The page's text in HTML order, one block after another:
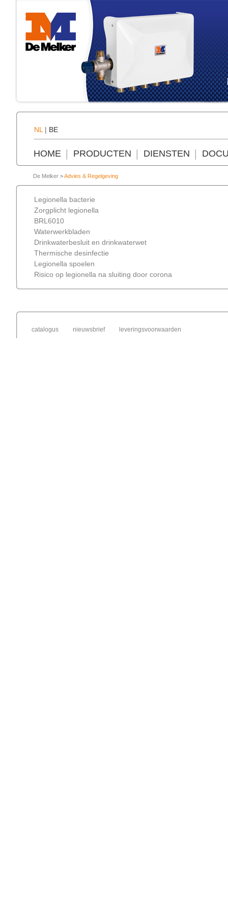
NL | BE
HOME PRODUCTEN DIENSTEN
De Melker >Advies & Regelgeving
Legionella bacterie
Zorgplicht legionella
BRL6010
Waterwerkbladen
Drinkwaterbesluit en drinkwaterwet
Thermische desinfectie
Legionella spoelen
Risico op legionella na sluiting door corona
catalogus nieuwsbrief leveringsvoorwaarden